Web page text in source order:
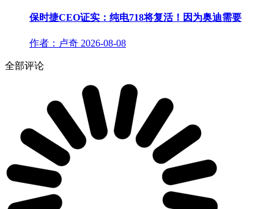
保时捷CEO证实：纯电718将复活！因为奥迪需要
作者：卢奇 2026-08-08
全部评论